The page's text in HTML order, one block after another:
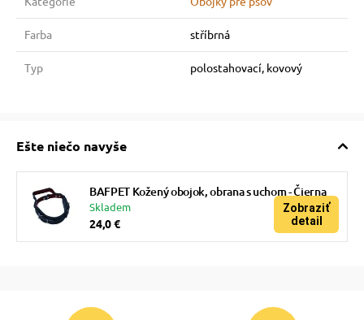
Farba stříbrná
Typ polostahovací, kovový
Ešte niečo navyše
BAFPET Kožený obojok, obrana s uchom - Čierna
Skladem
24,0 €
Zobraziť
detail